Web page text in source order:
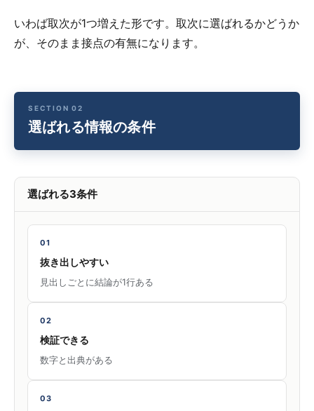
いわば取次が1つ増えた形です。取次に選ばれるかどうか
が、そのまま接点の有無になります。
選ばれる情報の条件
選ばれる3条件
01
抜き出しやすい
見出しごとに結論が1行ある
02
検証できる
数字と出典がある
03